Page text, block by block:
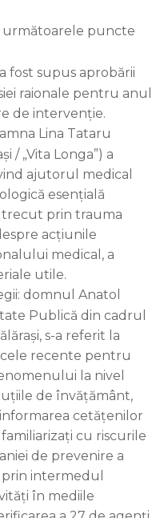
următoarele puncte
fost supus aprobării
raionale pentru anul
de intervenție.
Lina Tataru
/ „Vita Longa”) a
ajutorul medical
esențială
prin trauma
acțiunile
medical, a
utile.
domnul Anatol
Publică din cadrul
s-a referit la
recente pentru
la nivel
de învățământ,
cetățenilor
cu riscurile
de prevenire a
intermedul
în mediile